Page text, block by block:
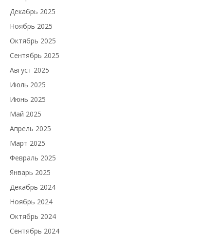
Декабрь 2025
Ноябрь 2025
Октябрь 2025
Сентябрь 2025
Август 2025
Июль 2025
Июнь 2025
Май 2025
Апрель 2025
Март 2025
Февраль 2025
Январь 2025
Декабрь 2024
Ноябрь 2024
Октябрь 2024
Сентябрь 2024